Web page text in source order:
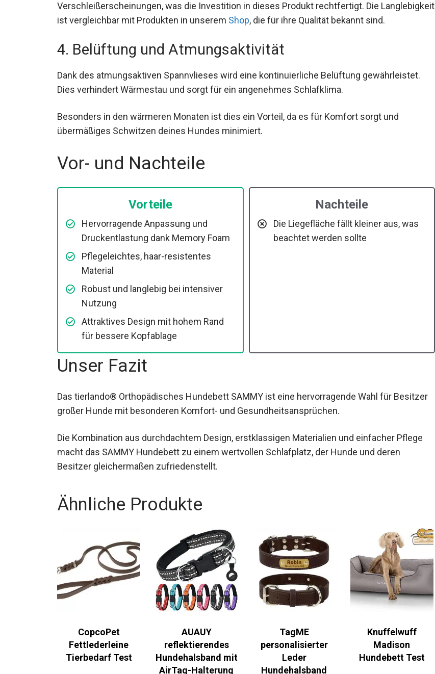
Verschleißerscheinungen, was die Investition in dieses Produkt rechtfertigt. Die Langlebigkeit
ist vergleichbar mit Produkten in unserem Shop, die für ihre Qualität bekannt sind.
4. Belüftung und Atmungsaktivität
Dank des atmungsaktiven Spannvlieses wird eine kontinuierliche Belüftung gewährleistet.
Dies verhindert Wärmestau und sorgt für ein angenehmes Schlafklima.
Besonders in den wärmeren Monaten ist dies ein Vorteil, da es für Komfort sorgt und
übermäßiges Schwitzen deines Hundes minimiert.
Vor- und Nachteile
Vorteile
Hervorragende Anpassung und
Druckentlastung dank Memory Foam
Pflegeleichtes, haar-resistentes
Material
Robust und langlebig bei intensiver
Nutzung
Attraktives Design mit hohem Rand
für bessere Kopfablage
Nachteile
Die Liegefläche fällt kleiner aus, was
beachtet werden sollte
Unser Fazit
Das tierlando® Orthopädisches Hundebett SAMMY ist eine hervorragende Wahl für Besitzer
großer Hunde mit besonderen Komfort- und Gesundheitsansprüchen.
Die Kombination aus durchdachtem Design, erstklassigen Materialien und einfacher Pflege
macht das SAMMY Hundebett zu einem wertvollen Schlafplatz, der Hunde und deren
Besitzer gleichermaßen zufriedenstellt.
Ähnliche Produkte
CopcoPet
Fettlederleine
Tierbedarf Test
AUAUY
reflektierendes
Hundehalsband mit
AirTag-Halterung
TagME
personalisierter
Leder
Hundehalsband
Knuffelwuff
Madison
Hundebett Test